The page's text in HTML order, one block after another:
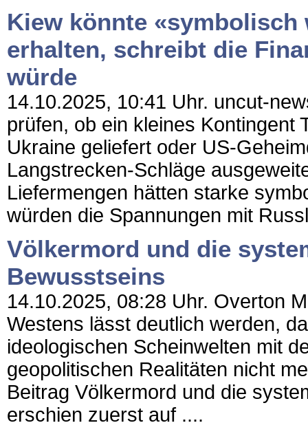
Kiew könnte «symbolisch
erhalten, schreibt die
würde
14.10.2025, 10:41 Uhr. uncut-
prüfen, ob ein kleines Kontingent
Ukraine geliefert oder US-
Langstrecken-Schläge
Liefermengen hätten starke
würden die Spannungen mit
Völkermord und die
Bewusstseins
14.10.2025, 08:28 Uhr. Overton
Westens lässt deutlich werden,
ideologischen Scheinwelten mit
geopolitischen Realitäten nicht
Beitrag Völkermord und die
erschien zuerst auf ....